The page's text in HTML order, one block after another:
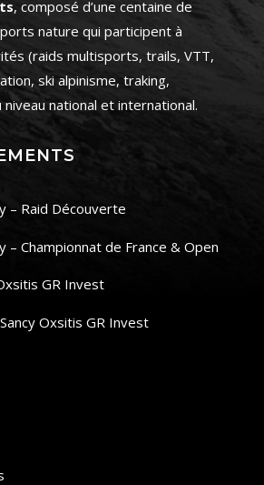
, composé d’une centaine de
nature qui participent à
(raids multisports, trails, VTT,
ski alpinisme, traking,
national et international.
– Raid Découverte
– Championnat de France & Open
GR Invest
Oxsitis GR Invest